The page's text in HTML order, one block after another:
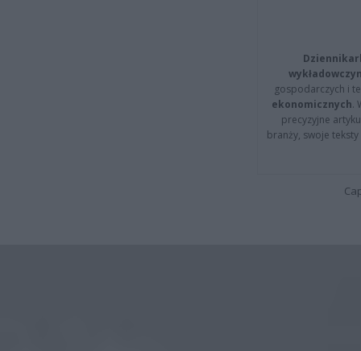
gospodarczych i
ekonomicznych.
precyzyjne
branży, swoje